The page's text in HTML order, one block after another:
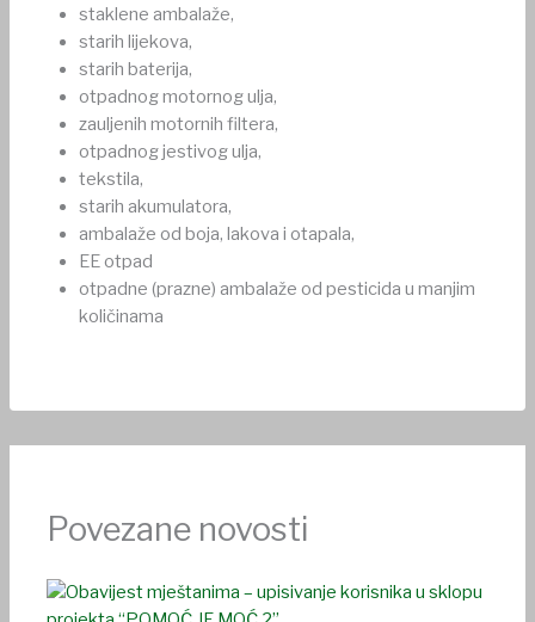
staklene ambalaže,
starih lijekova,
starih baterija,
otpadnog motornog ulja,
zauljenih motornih filtera,
otpadnog jestivog ulja,
tekstila,
starih akumulatora,
ambalaže od boja, lakova i otapala,
EE otpad
otpadne (prazne) ambalaže od pesticida u manjim
količinama
Povezane novosti